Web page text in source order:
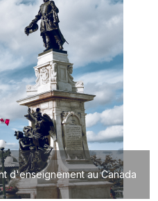
d'enseignement au Canada